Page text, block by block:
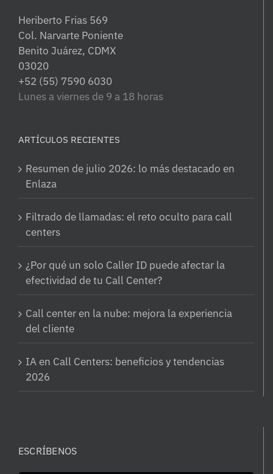
Heriberto Frias 569
Col. Narvarte Poniente
Benito Juárez, CDMX
03020
+52 (55) 7590 6030
Lunes a viernes de 9 a 18 horas
ARTÍCULOS RECIENTES
Resumen de julio 2026: lo más destacado en
Enlaza
Filtrado de llamadas: el reto oculto para call
centers
¿Por qué un solo Caller ID puede afectar la
efectividad de tu Call Center?
Call center en la nube: mejora la experiencia
del cliente
IA en Call Centers: beneficios y tendencias
2026
ESCRÍBENOS